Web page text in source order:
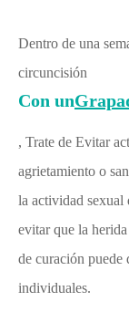
Dentro de una
circuncisión
Con un
, Trate de Evitar
agrietamiento o
la actividad sexual
evitar que la
de curación puede
individuales.